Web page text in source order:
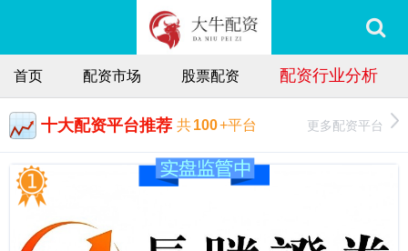
首页 配资市场 股票配资 配资行业分析
十大配资平台推荐 共100+平台 更多配资平台